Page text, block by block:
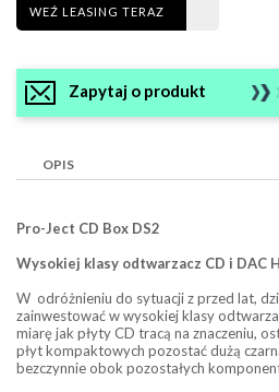
WEŹ LEASING TERAZ
Zapytaj o produkt
OPIS
Pro-Ject CD Box DS2
Wysokiej klasy odtwarzacz CD i DAC
W odróżnieniu do sytuacji z przed lat,
zainwestować w wysokiej klasy
miarę jak płyty CD tracą na znaczeniu,
płyt kompaktowych pozostać dużą
bezczynnie obok pozostałych